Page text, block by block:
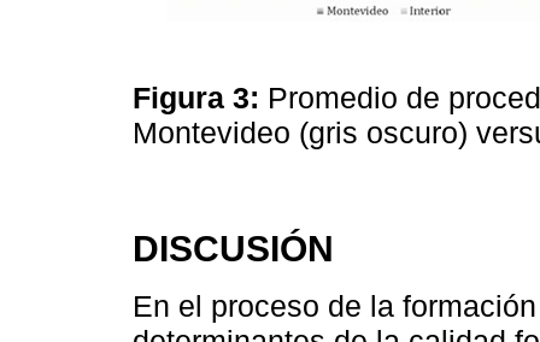
Figura 3: Promedio de
Montevideo (gris oscuro)
DISCUSIÓN
En el proceso de la